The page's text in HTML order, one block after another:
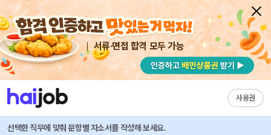
서류·면접 합격 모두 가능
사용권
채용공고 자소서 자유항목 자소서 내 작성목록
슈어소프트테크 즐겨찾기
2025 신입/경력 채용
선택한 직무에 맞춰 문항별 자소서를 작성해 보세요.